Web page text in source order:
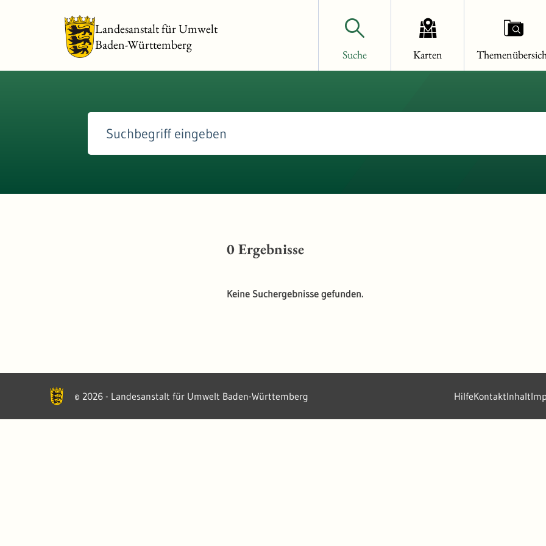
Landesanstalt für Umwelt
Baden-Württemberg
Suche Karten
0Ergebnisse
Keine Suchergebnisse gefunden.
2026 - Landesanstalt für Umwelt Baden-Württemberg HilfeKontaktInhalt